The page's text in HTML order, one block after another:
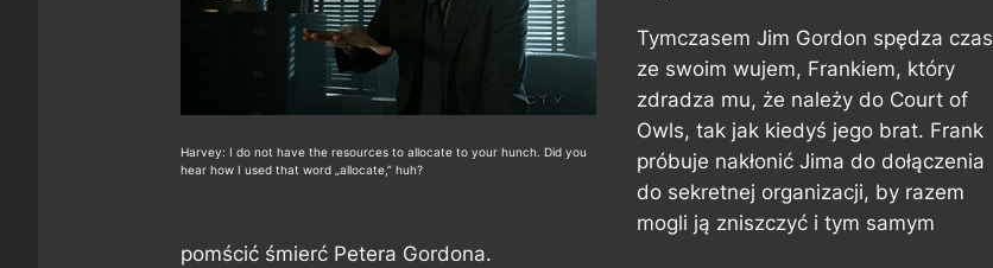
Harvey: I do not have the resources to allocate to your hunch. Did you
hear how I used that word „allocate,” huh?
Tymczasem Jim Gordon spędza czas
ze swoim wujem, Frankiem, który
zdradza mu, że należy do Court of
Owls, tak jak kiedyś jego brat. Frank
próbuje nakłonić Jima do dołączenia
do sekretnej organizacji, by razem
mogli ją zniszczyć i tym samym
pomścić śmierć Petera Gordona.